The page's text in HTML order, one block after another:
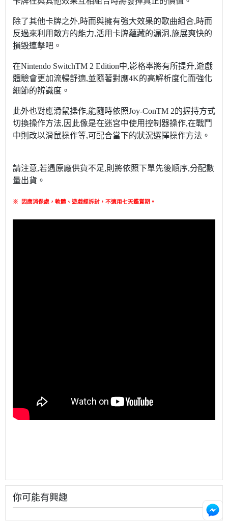
除了其他卡牌之外,時而與擁有強大效果的歌曲組合,時而
反過來利用敵方的能力,活用卡牌蘊藏的漏洞,施展爽快的
損毀連擊吧。
在Nintendo SwitchTM 2 Edition中,影格率將有所提升,遊戲
體驗會更加流暢舒適,並隨著對應4K的高解析度化而強化
細節的辨識度。
此外也對應滑鼠操作,能隨時依照Joy-ConTM 2的握持方式
切換操作方法,因此像是在迷宮中使用控制器操作,在戰鬥
中則改以滑鼠操作等,可配合當下的狀況選擇操作方法。
請注意,若遇原廠供貨不足,則將依照下單先後順序,分配數
量出貨。
※ 因應消保處，軟體、遊戲經拆封，不適用七天鑑賞期 。
你可能有興趣